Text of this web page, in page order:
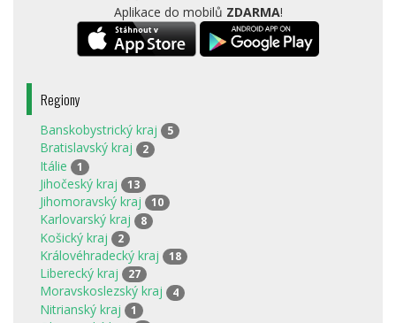
Aplikace do mobilů ZDARMA!
Regiony
Banskobystrický kraj 5
Bratislavský kraj 2
Itálie 1
Jihočeský kraj 13
Jihomoravský kraj 10
Karlovarský kraj 8
Košický kraj 2
Královéhradecký kraj 18
Liberecký kraj 27
Moravskoslezský kraj 4
Nitrianský kraj 1